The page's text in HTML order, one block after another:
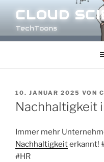
Inhalt
springen
CLOUD
TechToons
VERÖFFENTLICHT
AM
10. JANUAR 2025 VON
Nachhaltigkeit
Immer mehr
Nachhaltigkeiterkannt!
#HR